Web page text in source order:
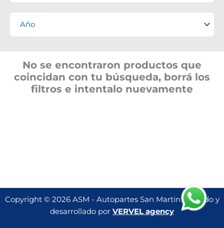
No se encontraron productos que
coincidan con tu búsqueda, borrá los
filtros e intentalo nuevamente
Copyright © 2026 ASM - Autopartes San Martin | Creado y
desarrollado por VERVEL agency